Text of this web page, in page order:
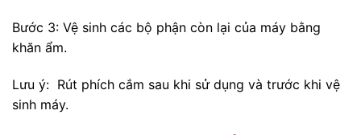
Bước 3: Vệ sinh các bộ phận còn lại của máy bằng
khăn ẩm.
Lưu ý: Rút phích cắm sau khi sử dụng và trước khi vệ
sinh máy.